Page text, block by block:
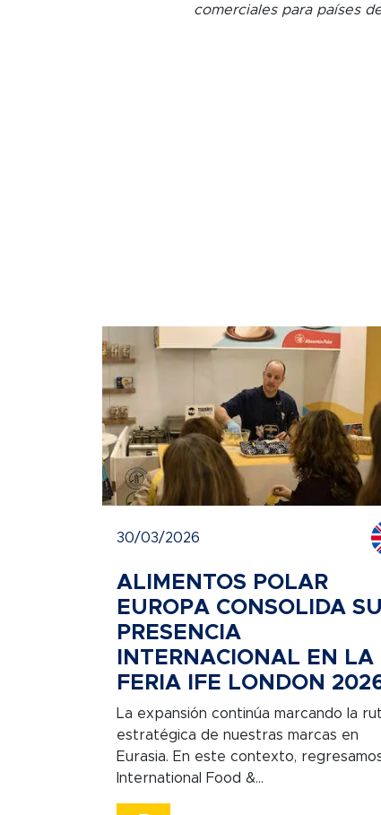
comerciales para países
30/03/2026
ALIMENTOS POLAR
EUROPA CONSOLIDA SU
PRESENCIA
INTERNACIONAL EN LA
FERIA IFE LONDON
La expansión continúa marcando la
estratégica de nuestras marcas en
Eurasia. En este contexto,
International Food &...